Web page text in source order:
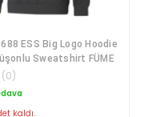
ESS Big Logo Hoodie
Sweatshirt FÜME
(0)
kaldı.